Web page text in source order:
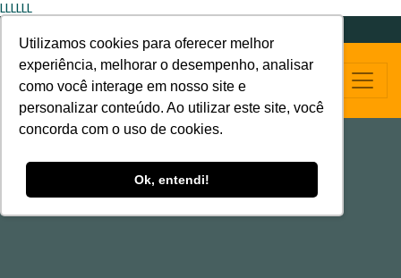
Utilizamos cookies para oferecer melhor
experiência, melhorar o desempenho, analisar
como você interage em nosso site e
personalizar conteúdo. Ao utilizar este site, você
concorda com o uso de cookies.
Ok, entendi!
LLLLLL